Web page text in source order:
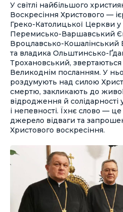
У світлі найбільшого
Воскресіння Христового —
Греко-Католицької Церкви
Перемисько-Варшавський
Вроцлавсько-
та владика Ольштинсько-
Трохановський, звертаються
Великоднім посланням. У
роздумують над силою
смертю, закликають до
відродження й
і непевності. Їхнє слово — це
джерело відваги та
Христового воскресіння.